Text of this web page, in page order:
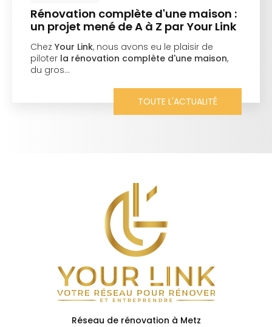
Rénovation complète d'une maison :
un projet mené de A à Z par Your Link
Chez Your Link, nous avons eu le plaisir de
piloter la rénovation complète d'une maison,
du gros…
TOUTE L'ACTUALITÉ
Réseau de rénovation à Metz